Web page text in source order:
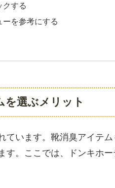
クする
ーを参考にする
を選ぶメリット
ています。靴消臭アイテ
す。ここでは、ドンキホ